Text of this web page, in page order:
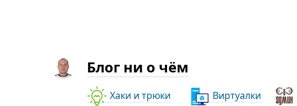
Блог ни о чём
Хаки и трюки Виртуалки